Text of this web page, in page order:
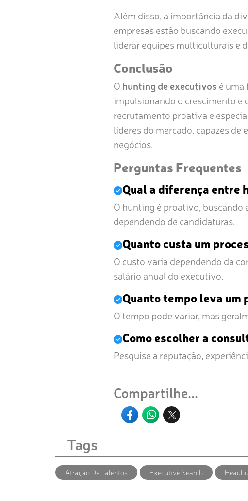
Além disso, a importância da
empresas estão buscando
liderar equipes multiculturais e
Conclusão
O hunting de executivos é uma
impulsionando o crescimento e
recrutamento proativa e
líderes do mercado, capazes
negócios.
Perguntas Frequentes
Qual a diferença entre
O hunting é proativo,
dependendo de candidaturas.
Quanto custa um
O custo varia dependendo da
salário anual do executivo.
Quanto tempo leva um
O tempo pode variar, mas
Como escolher a
Pesquise a reputação,
Compartilhe...
Tags
Atração De Talentos Executive Search